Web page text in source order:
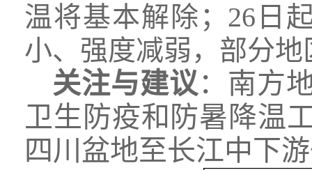
温将基本解除；26日
小、强度减弱，部分
关注与建议：南方
卫生防疫和防暑降温
四川盆地至长江中下